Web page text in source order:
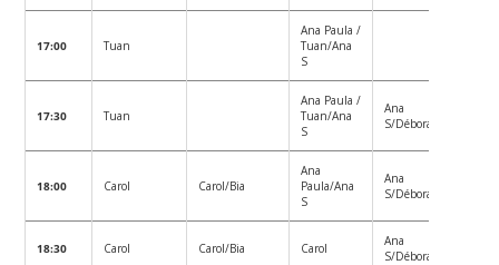
17:00 Tuan
Ana Paula /
Tuan/Ana
S
17:30 Tuan
Ana Paula /
Tuan/Ana
S
Ana
S/Débora
18:00 Carol Carol/Bia
Ana
Paula/Ana
S
Ana
S/Débora
18:30 Carol Carol/Bia Carol
Ana
S/Débora